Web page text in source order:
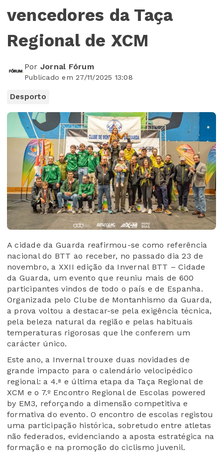
vencedores da Taça
Regional de XCM
Por Jornal Fórum
Publicado em 27/11/2025 13:08
Desporto
A cidade da Guarda reafirmou-se como referência
nacional do BTT ao receber, no passado dia 23 de
novembro, a XXII edição da Invernal BTT – Cidade
da Guarda, um evento que reuniu mais de 600
participantes vindos de todo o país e de Espanha.
Organizada pelo Clube de Montanhismo da Guarda,
a prova voltou a destacar-se pela exigência técnica,
pela beleza natural da região e pelas habituais
temperaturas rigorosas que lhe conferem um
carácter único.
Este ano, a Invernal trouxe duas novidades de
grande impacto para o calendário velocipédico
regional: a 4.ª e última etapa da Taça Regional de
XCM e o 7.º Encontro Regional de Escolas powered
by EM3, reforçando a dimensão competitiva e
formativa do evento. O encontro de escolas registou
uma participação histórica, sobretudo entre atletas
não federados, evidenciando a aposta estratégica na
formação e na promoção do ciclismo juvenil.